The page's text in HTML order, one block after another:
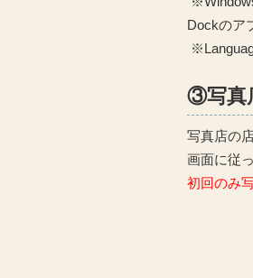
Dockのア
③写真
写真店の
画面に従
初回のみ